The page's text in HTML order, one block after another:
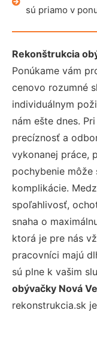
sú priamo v
Rekonštrukcia
Ponúkame vám
cenovo rozumné
individuálnym
nám ešte dnes.
precíznosť a
vykonanej práce,
pochybenie
komplikácie.
spoľahlivosť,
snaha o
ktorá je pre nás
pracovníci majú
sú plne k vašim
obývačky Nová
rekonstrukcia.sk